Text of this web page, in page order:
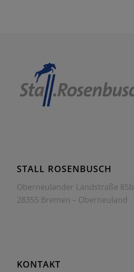
STALL ROSENBUSCH
Oberneulander Landstraße 85b
28355 Bremen – Oberneuland
KONTAKT